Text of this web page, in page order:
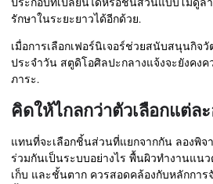
รักษาในระยะยาวได้อีกด้วย.
เมื่อการเลือกเฟอร์นิเจอร์ช่วยสนับสนุนกิจ
ประจำวัน สตูดิโอศิลปะกลางแจ้งจะยังคง
ภาระ.
คิดให้ไกลกว่าตัวเลือกแต่ล
แทนที่จะเลือกชิ้นส่วนที่แยกจากกัน ลองพิจ
ร่วมกันเป็นระบบอย่างไร พื้นผิวทำงานแน
เก็บ และชั้นตาก ควรสอดคล้องกับหลักกา